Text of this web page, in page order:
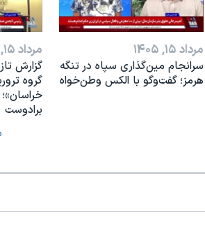
مرداد ۱۵, ۱۴۰۵
سرانجام مین‌گذاری‌ سپاه در تنگه
هرمز؛ گفت‌وگو با الکس وطن‌خواه
مرداد ۱۵, ۱۴۰۵
گزارش
گروه
برادوست